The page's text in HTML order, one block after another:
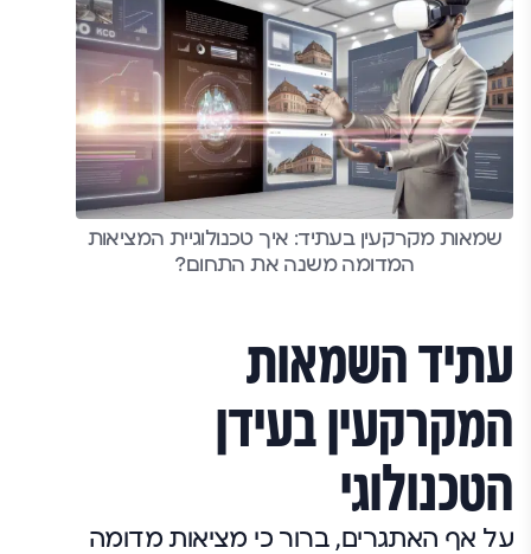
שמאות מקרקעין בעתיד: איך טכנולוגיית המציאות
המדומה משנה את התחום?
עתיד השמאות
המקרקעין בעידן
הטכנולוגי
על אף האתגרים, ברור כי מציאות מדומה